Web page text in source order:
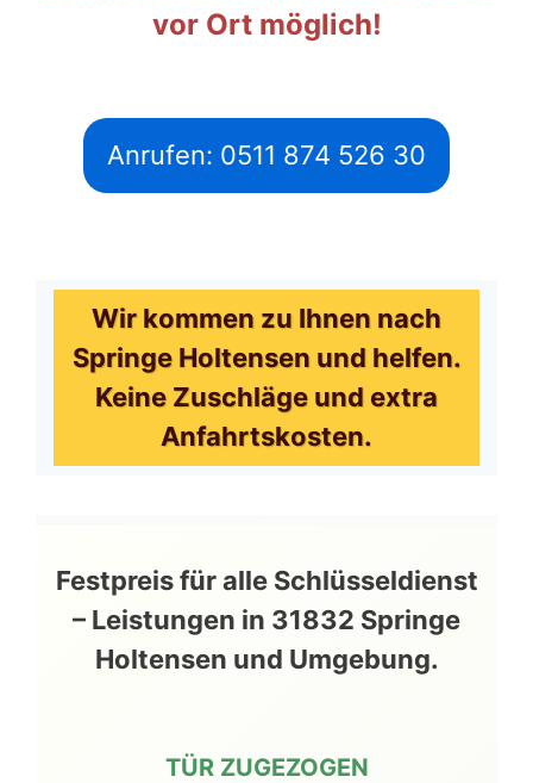
vor Ort möglich!
Anrufen: 0511 874 526 30
Wir kommen zu Ihnen nach
Springe Holtensen und helfen.
Keine Zuschläge und extra
Anfahrtskosten.
Festpreis für alle Schlüsseldienst
– Leistungen in 31832 Springe
Holtensen und Umgebung.
TÜR ZUGEZOGEN